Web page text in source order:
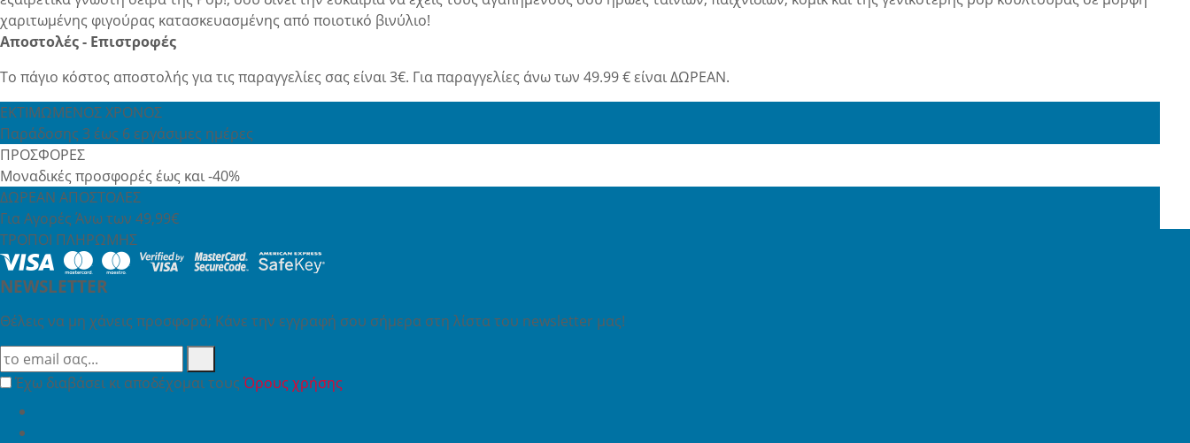
χαριτωμένης φιγούρας κατασκευασμένης από ποιοτικό βινύλιο!
Αποστολές - Επιστροφές
Το πάγιο κόστος αποστολής για τις παραγγελίες σας είναι 3€. Για παραγγελίες άνω των 49.99 € είναι ΔΩΡΕΑΝ.
ΕΚΤΙΜΩΜΕΝΟΣ ΧΡΟΝΟΣ
Παράδοσης 3 έως 6 εργάσιμες ημέρες
ΠΡΟΣΦΟΡΕΣ
Μοναδικές προσφορές έως και -40%
ΔΩΡΕΑΝ ΑΠΟΣΤΟΛΕΣ
Για Αγορές Άνω των 49,99€
ΤΡΟΠΟΙ ΠΛΗΡΩΜΗΣ
NEWSLETTER
Θέλεις να μη χάνεις προσφορά; Κάνε την εγγραφή σου σήμερα στη λίστα του newsletter μας!
Έχω διαβάσει κι αποδέχομαι τουςΌρους χρήσης